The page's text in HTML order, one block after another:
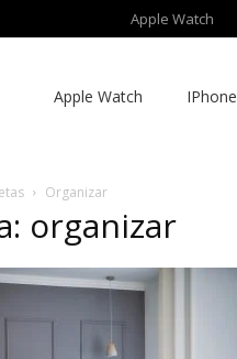
Apple Watch
Apple Watch IPhone
Organizar
organizar